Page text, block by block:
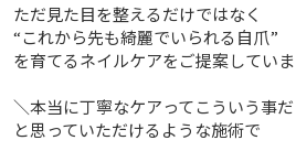
ただ見た目を整えるだけではなく
“これから先も綺麗でいられる自爪”
を育てるネイルケアをご提案してい
＼本当に丁寧なケアってこういう事
と思っていただけるような施術で